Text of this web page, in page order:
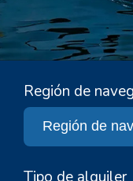
Región de
Tipo de alquiler